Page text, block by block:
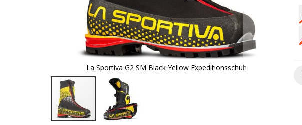
La Sportiva G2 SM Black Yellow Expeditionsschuh